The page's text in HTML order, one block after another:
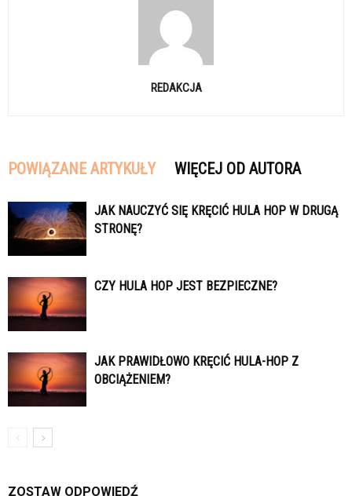
REDAKCJA
POWIĄZANE ARTYKUŁY WIĘCEJ OD AUTORA
JAK NAUCZYĆ SIĘ KRĘCIĆ HULA HOP W DRUGĄ
STRONĘ?
CZY HULA HOP JEST BEZPIECZNE?
JAK PRAWIDŁOWO KRĘCIĆ HULA-HOP Z
OBCIĄŻENIEM?
ZOSTAW ODPOWIEDŹ